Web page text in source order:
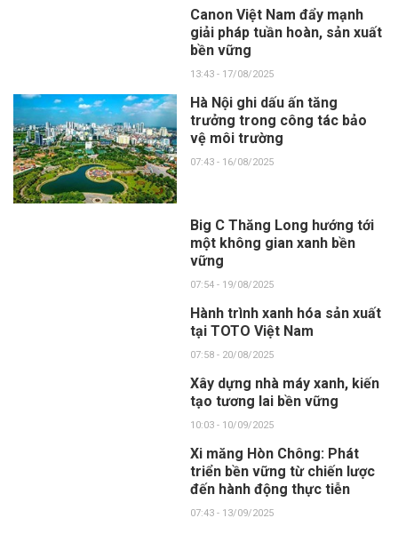
Canon Việt Nam đẩy mạnh
giải pháp tuần hoàn, sản xuất
bền vững
13:43 - 17/08/2025
Hà Nội ghi dấu ấn tăng
trưởng trong công tác bảo
vệ môi trường
07:43 - 16/08/2025
Big C Thăng Long hướng tới
một không gian xanh bền
vững
07:54 - 19/08/2025
Hành trình xanh hóa sản xuất
tại TOTO Việt Nam
07:58 - 20/08/2025
Xây dựng nhà máy xanh, kiến
tạo tương lai bền vững
10:03 - 10/09/2025
Xi măng Hòn Chông: Phát
triển bền vững từ chiến lược
đến hành động thực tiễn
07:43 - 13/09/2025